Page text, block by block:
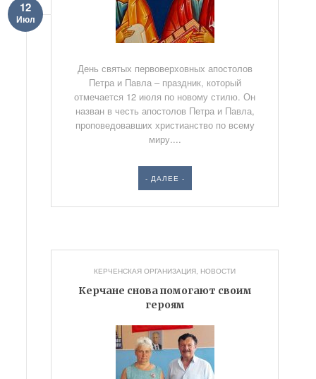
12
Июл
День святых первоверховных апостолов
Петра и Павла – праздник, который
отмечается 12 июля по новому стилю. Он
назван в честь апостолов Петра и Павла,
проповедовавших христианство по всему
миру....
- ДАЛЕЕ -
КЕРЧЕНСКАЯ ОРГАНИЗАЦИЯ, НОВОСТИ
Керчане снова помогают своим
героям